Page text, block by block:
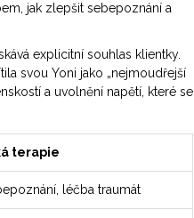
jak zlepšit sebepoznání a
explicitní souhlas klientky.
svou Yoni jako „nejmoudřejší
a uvolnění napětí, které se
terapie
léčba traumát